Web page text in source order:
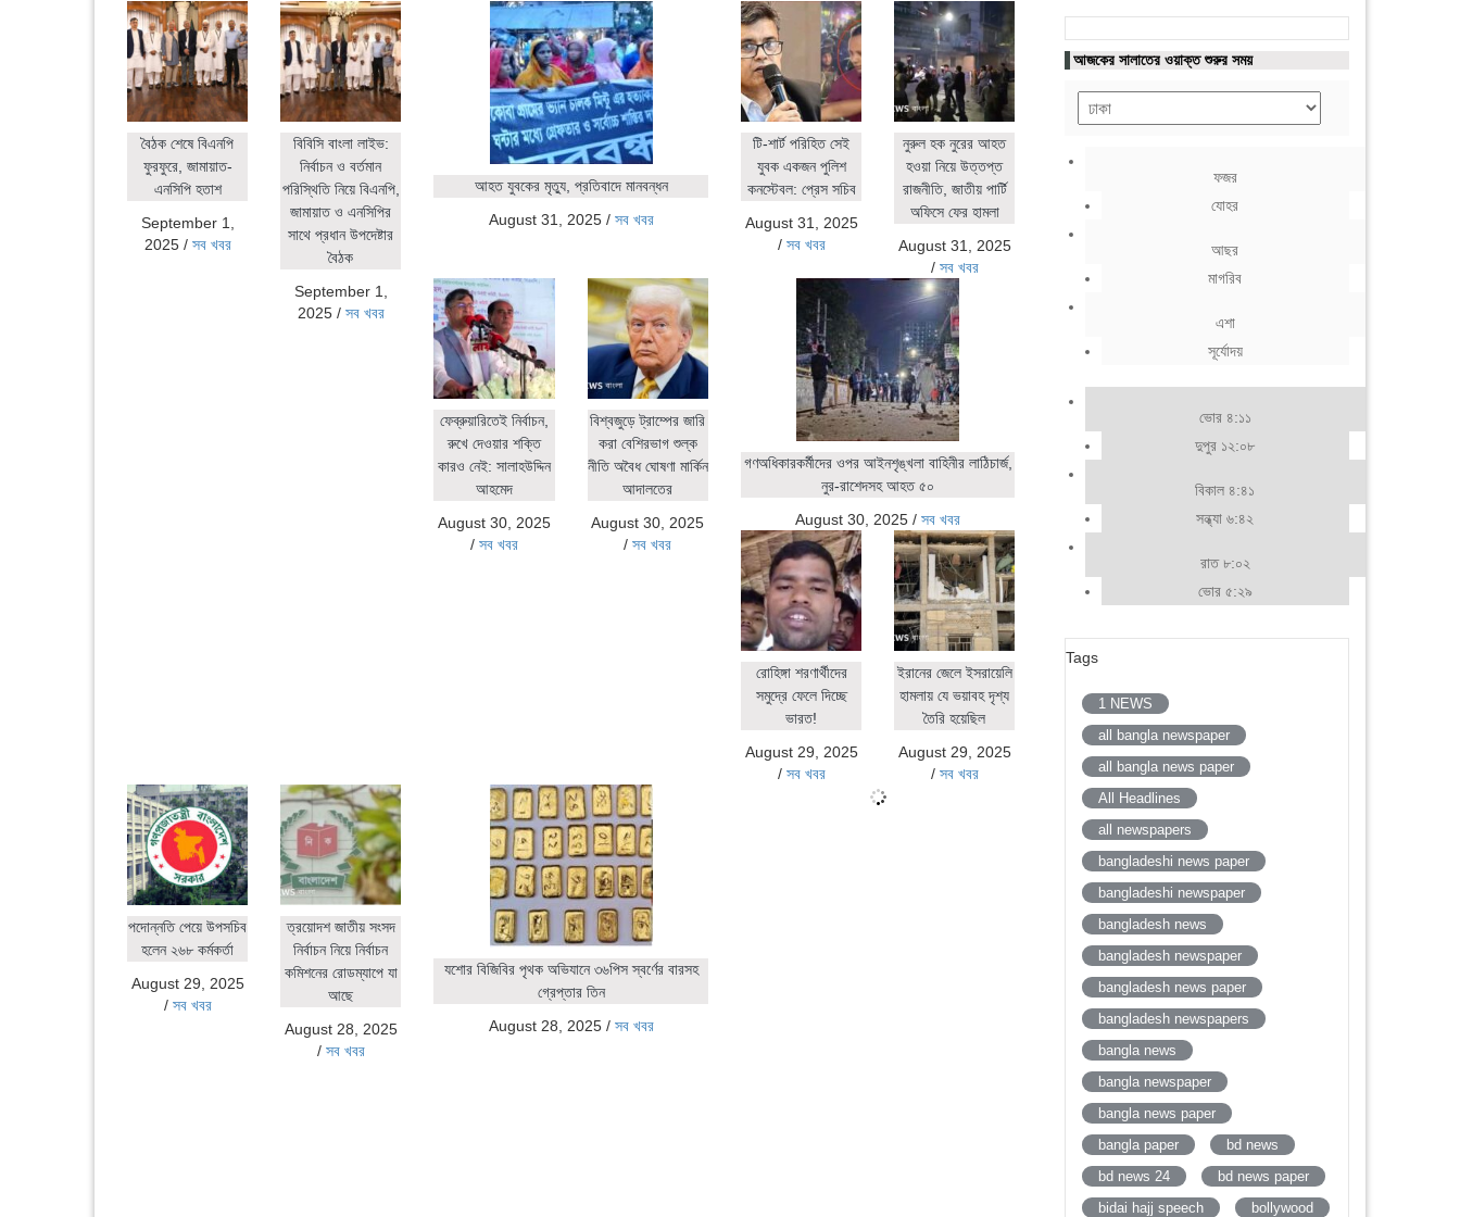
বৈঠক শেষে বিএনপি
ফুরফুরে, জামায়াত-
এনসিপি হতাশ
September 1,
2025/ সব খবর
বিবিসি বাংলা লাইভ:
নির্বাচন ও বর্তমান
পরিস্থিতি নিয়ে বিএনপি,
জামায়াত ও এনসিপির
সাথে প্রধান উপদেষ্টার
বৈঠক
September 1,
2025/ সব খবর
আহত যুবকের মৃত্যু, প্রতিবাদে মানবন্ধন
August 31, 2025/ সব খবর
টি-শার্ট পরিহিত সেই
যুবক একজন পুলিশ
কনস্টেবল: প্রেস সচিব
August 31, 2025
/ সব খবর
নুরুল হক নুরের আহত
হওয়া নিয়ে উত্তপ্ত
রাজনীতি, জাতীয় পার্টি
অফিসে ফের হামলা
August 31, 2025
/ সব খবর
ফেব্রুয়ারিতেই নির্বাচন,
রুখে দেওয়ার শক্তি
কারও নেই: সালাহউদ্দিন
আহমেদ
August 30, 2025
/সব খবর
বিশ্বজুড়ে ট্রাম্পের জারি
করা বেশিরভাগ শুল্ক
নীতি অবৈধ ঘোষণা মার্কিন
আদালতের
August 30, 2025
/সব খবর
গণঅধিকারকর্মীদের ওপর আইনশৃঙ্খলা বাহিনীর লাঠিচার্জ,
নুর-রাশেদসহ আহত ৫০
August 30, 2025 /সব খবর
রোহিঙ্গা শরণার্থীদের
সমুদ্রে ফেলে দিচ্ছে
ভারত!
August 29, 2025
/ সব খবর
ইরানের জেলে ইসরায়েলি
হামলায় যে ভয়াবহ দৃশ্য
তৈরি হয়েছিল
August 29, 2025
/ সব খবর
পদোন্নতি পেয়ে উপসচিব
হলেন ২৬৮ কর্মকর্তা
August 29, 2025
/ সব খবর
ত্রয়োদশ জাতীয় সংসদ
নির্বাচন নিয়ে নির্বাচন
কমিশনের রোডম্যাপে যা
আছে
August 28, 2025
/ সব খবর
যশোর বিজিবির পৃথক অভিযানে ৩৬পিস স্বর্ণের বারসহ
গ্রেপ্তার তিন
August 28, 2025/ সব খবর
আজকের সালাতের ওয়াক্ত শুরুর সময়
ফজর
যোহর
আছর
মাগরিব
এশা
সূর্যোদয়
ভোর ৪:১১
দুপুর ১২:০৮
বিকাল ৪:৪১
সন্ধ্যা ৬:৪২
রাত ৮:০২
ভোর ৫:২৯
Tags
1 NEWS
all bangla newspaper
all bangla news paper
All Headlines
all newspapers
bangladeshi news paper
bangladeshi newspaper
bangladesh news
bangladesh newspaper
bangladesh news paper
bangladesh newspapers
bangla news
bangla newspaper
bangla news paper
bangla paper
bd news
bd news 24
bd news paper
bidai hajj speech
bollywood